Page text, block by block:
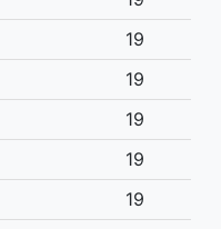
19
19
19
19
19